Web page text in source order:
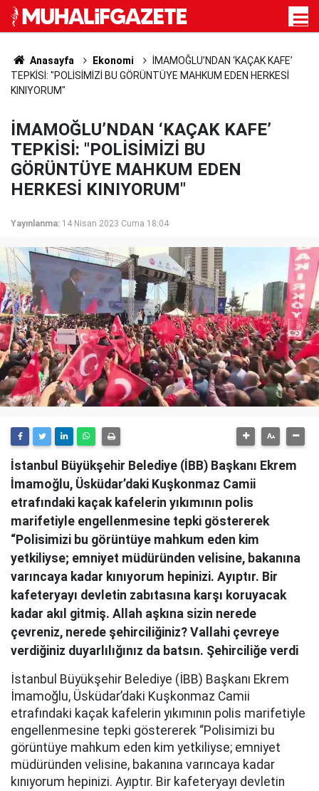
Anasayfa Ekonomi
İMAMOĞLU’NDAN ‘KAÇAK KAFE’
TEPKİSİ: "POLİSİMİZİ BU GÖRÜNTÜYE MAHKUM EDEN HERKESİ
KINIYORUM"
İMAMOĞLU’NDAN ‘KAÇAK KAFE’
TEPKİSİ: "POLİSİMİZİ BU
GÖRÜNTÜYE MAHKUM EDEN
HERKESİ KINIYORUM"
Yayınlanma: 14 Nisan 2023 Cuma 18:04
İstanbul Büyükşehir Belediye (İBB) Başkanı Ekrem
İmamoğlu, Üsküdar’daki Kuşkonmaz Camii
etrafındaki kaçak kafelerin yıkımının polis
marifetiyle engellenmesine tepki göstererek
“Polisimizi bu görüntüye mahkum eden kim
yetkiliyse; emniyet müdüründen velisine, bakanına
varıncaya kadar kınıyorum hepinizi. Ayıptır. Bir
kafeteryayı devletin zabıtasına karşı koruyacak
kadar akıl gitmiş. Allah aşkına sizin nerede
çevreniz, nerede şehirciliğiniz? Vallahi çevreye
verdiğiniz duyarlılığınız da batsın. Şehirciliğe verdi
İstanbul Büyükşehir Belediye (İBB) Başkanı Ekrem
İmamoğlu, Üsküdar’daki Kuşkonmaz Camii
etrafındaki kaçak kafelerin yıkımının polis marifetiyle
engellenmesine tepki göstererek “Polisimizi bu
görüntüye mahkum eden kim yetkiliyse; emniyet
müdüründen velisine, bakanına varıncaya kadar
kınıyorum hepinizi. Ayıptır. Bir kafeteryayı devletin